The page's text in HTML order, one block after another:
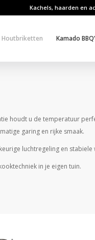
Kachels, haarden en
Houtbriketten Kamado
houdt u de temperatuur
garing en rijke smaak.
luchtregeling en
in je eigen tuin.